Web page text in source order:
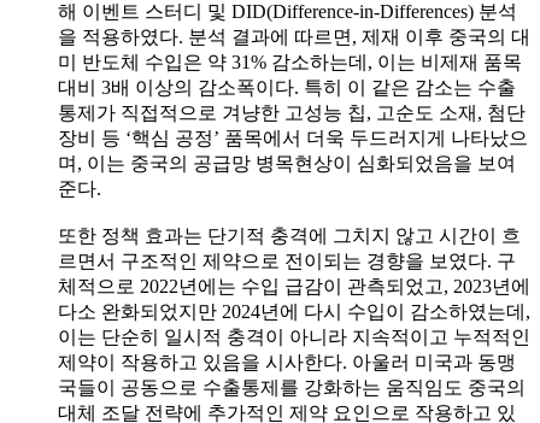
해 이벤트 스터디 및 DID(Difference-in-Differences) 분석
을 적용하였다. 분석 결과에 따르면, 제재 이후 중국의 대
미 반도체 수입은 약 31% 감소하는데, 이는 비제재 품목
대비 3배 이상의 감소폭이다. 특히 이 같은 감소는 수출
통제가 직접적으로 겨냥한 고성능 칩, 고순도 소재, 첨단
장비 등 ‘핵심 공정’ 품목에서 더욱 두드러지게 나타났으
며, 이는 중국의 공급망 병목현상이 심화되었음을 보여
준다.
또한 정책 효과는 단기적 충격에 그치지 않고 시간이 흐
르면서 구조적인 제약으로 전이되는 경향을 보였다. 구
체적으로 2022년에는 수입 급감이 관측되었고, 2023년에
다소 완화되었지만 2024년에 다시 수입이 감소하였는데,
이는 단순히 일시적 충격이 아니라 지속적이고 누적적인
제약이 작용하고 있음을 시사한다. 아울러 미국과 동맹
국들이 공동으로 수출통제를 강화하는 움직임도 중국의
대체 조달 전략에 추가적인 제약 요인으로 작용하고 있